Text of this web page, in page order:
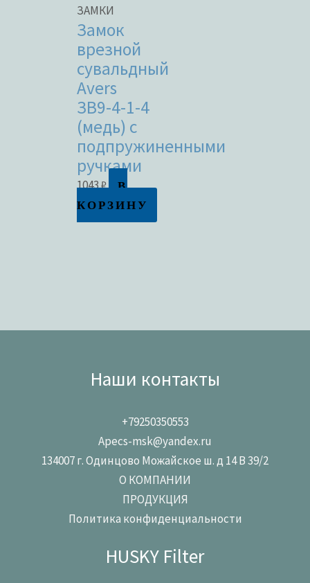
ЗАМКИ
Замок
врезной
сувальдный
Avers
ЗВ9-4-1-4
(медь) с
подпружиненными
ручками
1043₽
В
КОРЗИНУ
Наши контакты
+79250350553
Apecs-msk@yandex.ru
134007 г. Одинцово Можайское ш. д 14 В 39/2
О КОМПАНИИ
ПРОДУКЦИЯ
Политика конфиденциальности
HUSKY Filter